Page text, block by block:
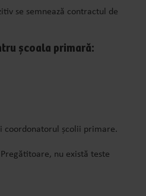
se semnează contractul de
școala primară:
coordonatorul școlii primare.
nu există teste